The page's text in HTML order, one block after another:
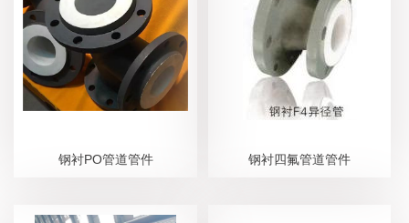
钢衬PO管道管件 钢衬四氟管道管件